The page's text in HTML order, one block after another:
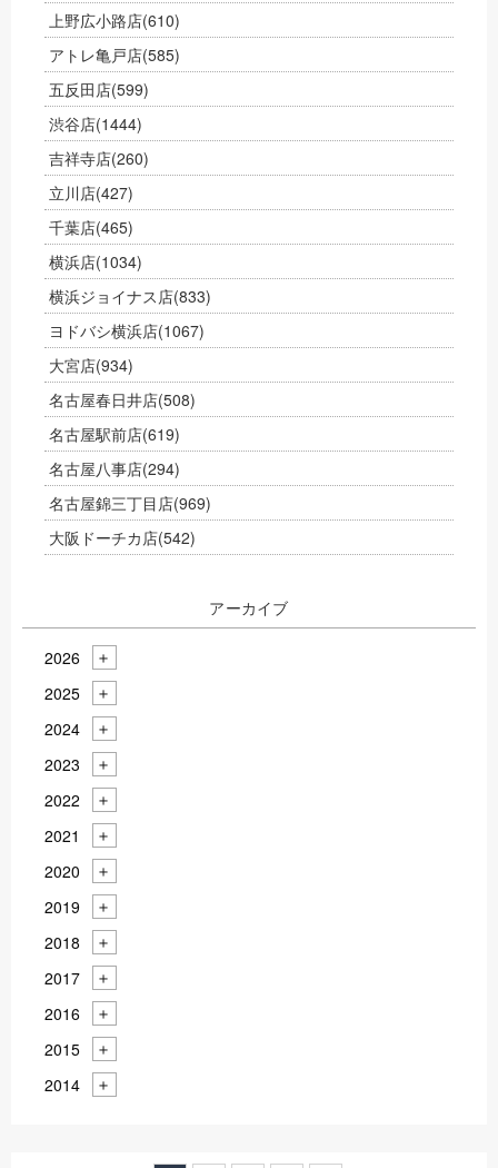
上野広小路店(610)
アトレ亀戸店(585)
五反田店(599)
渋谷店(1444)
吉祥寺店(260)
立川店(427)
千葉店(465)
横浜店(1034)
横浜ジョイナス店(833)
ヨドバシ横浜店(1067)
大宮店(934)
名古屋春日井店(508)
名古屋駅前店(619)
名古屋八事店(294)
名古屋錦三丁目店(969)
大阪ドーチカ店(542)
アーカイブ
2026
2025
2024
2023
2022
2021
2020
2019
2018
2017
2016
2015
2014